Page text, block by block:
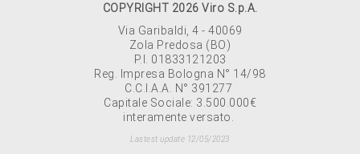
COPYRIGHT 2026 Viro S.p.A.
Via Garibaldi, 4 - 40069
Zola Predosa (BO)
P.I. 01833121203
Reg. Impresa Bologna N° 14/98
C.C.I.A.A. N° 391277
Capitale Sociale: 3.500.000€
interamente versato.
Lastest update 12/05/2023